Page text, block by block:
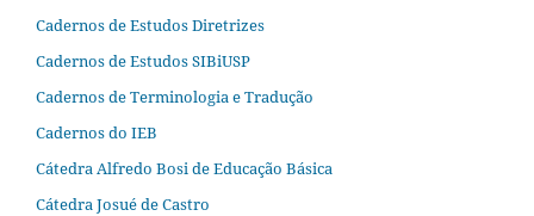
Cadernos de Estudos Diretrizes
Cadernos de Estudos SIBiUSP
Cadernos de Terminologia e Tradução
Cadernos do IEB
Cátedra Alfredo Bosi de Educação Básica
Cátedra Josué de Castro